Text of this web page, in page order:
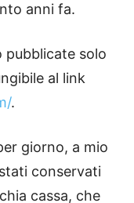
anni fa.
pubblicate solo
al link
.
giorno, a mio
conservati
cassa, che